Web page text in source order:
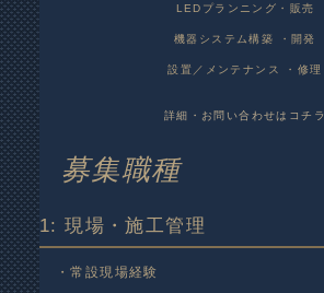
LEDプランニング・販売
機器システム構築 ・開発
設置／メンテナンス ・修理
詳細・お問い合わせはコチラ
募集職種
1: 現場・施工管理
・常設現場経験